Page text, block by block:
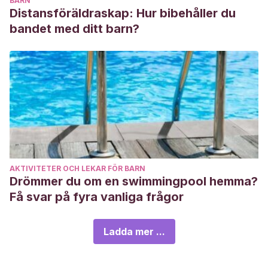
Distansföräldraskap: Hur bibehåller du
bandet med ditt barn?
AKTIVITETER OCH LEKAR FÖR BARN
Drömmer du om en swimmingpool hemma?
Få svar på fyra vanliga frågor
Ladda mer ...